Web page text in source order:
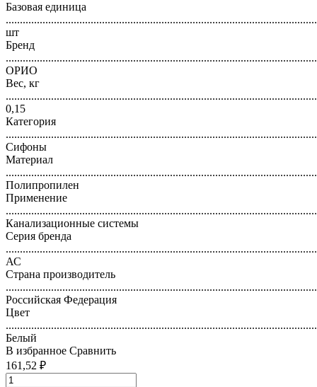
Базовая единица
шт
Бренд
ОРИО
Вес, кг
0,15
Категория
Сифоны
Материал
Полипропилен
Применение
Канализационные системы
Серия бренда
АС
Страна производитель
Российская Федерация
Цвет
Белый
В избранное Сравнить
161,52 ₽